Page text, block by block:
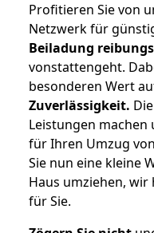
Profitieren Sie von
Netzwerk für
Beiladung
vonstattengeht.
besonderen Wert
Zuverlässigkeit.
Leistungen machen
für Ihren Umzug
Sie nun eine kleine
Haus umziehen, wir
für Sie.